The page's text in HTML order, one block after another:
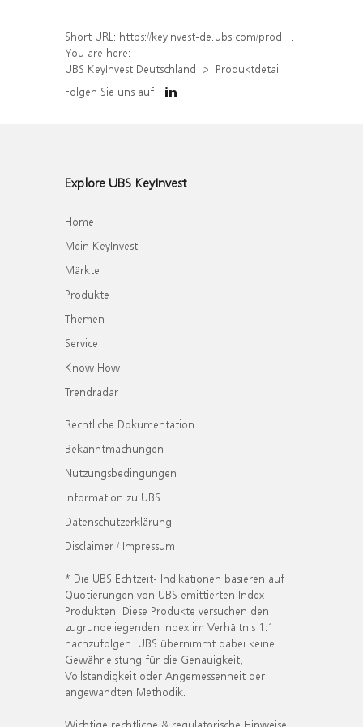
Short URL: https://keyinvest-de.ubs.com/produkt/detail/index/isin/DE000UQ9B6L2
You are here:
UBS KeyInvest Deutschland
Produktdetail
Folgen Sie uns auf
Explore UBS KeyInvest
Home
Mein KeyInvest
Märkte
Produkte
Themen
Service
Know How
Trendradar
Rechtliche Dokumentation
Bekanntmachungen
Nutzungsbedingungen
Information zu UBS
Datenschutzerklärung
Disclaimer / Impressum
* Die UBS Echtzeit- Indikationen basieren auf
Quotierungen von UBS emittierten Index-
Produkten. Diese Produkte versuchen den
zugrundeliegenden Index im Verhältnis 1:1
nachzufolgen. UBS übernimmt dabei keine
Gewährleistung für die Genauigkeit,
Vollständigkeit oder Angemessenheit der
angewandten Methodik.